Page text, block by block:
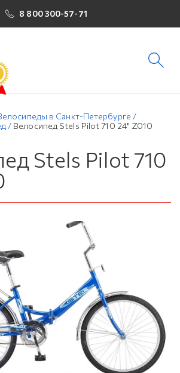
8 800 300-57-71
в Санкт-Петербурге /
/ Велосипед Stels Pilot 710 24" Z010
Stels Pilot 710